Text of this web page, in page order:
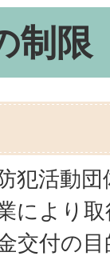
制限
犯活動
により
交付の